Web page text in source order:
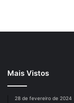
Mais Vistos
28 de fevereiro de 2024